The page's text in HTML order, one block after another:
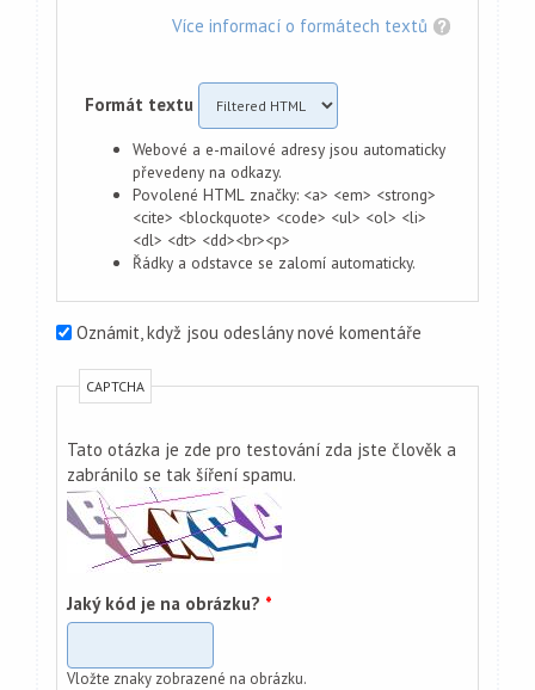
Více informací o formátech textů
Formát textu
Webové a e-mailové adresy jsou automaticky
převedeny na odkazy.
Povolené HTML značky: <a> <em> <strong>
<cite> <blockquote> <code> <ul> <ol> <li>
<dl> <dt> <dd><br><p>
Řádky a odstavce se zalomí automaticky.
Oznámit, když jsou odeslány nové komentáře
CAPTCHA
Tato otázka je zde pro testování zda jste člověk a
zabránilo se tak šíření spamu.
Jaký kód je na obrázku? *
Vložte znaky zobrazené na obrázku.